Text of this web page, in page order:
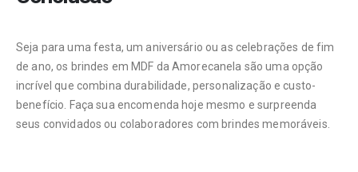
Seja para uma festa, um aniversário ou as celebrações de fim
de ano, os brindes em MDF da Amorecanela são uma opção
incrível que combina durabilidade, personalização e custo-
benefício. Faça sua encomenda hoje mesmo e surpreenda
seus convidados ou colaboradores com brindes memoráveis.